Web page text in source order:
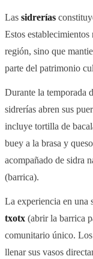
Las sidrerías
Estos
región, sino que
parte del patrimonio
Durante la temporada
sidrerías abren sus
incluye tortilla de
buey a la brasa y
acompañado de sidra
(barrica).
La experiencia en una
txotx (abrir la barrica
comunitario único. Los
llenar sus vasos